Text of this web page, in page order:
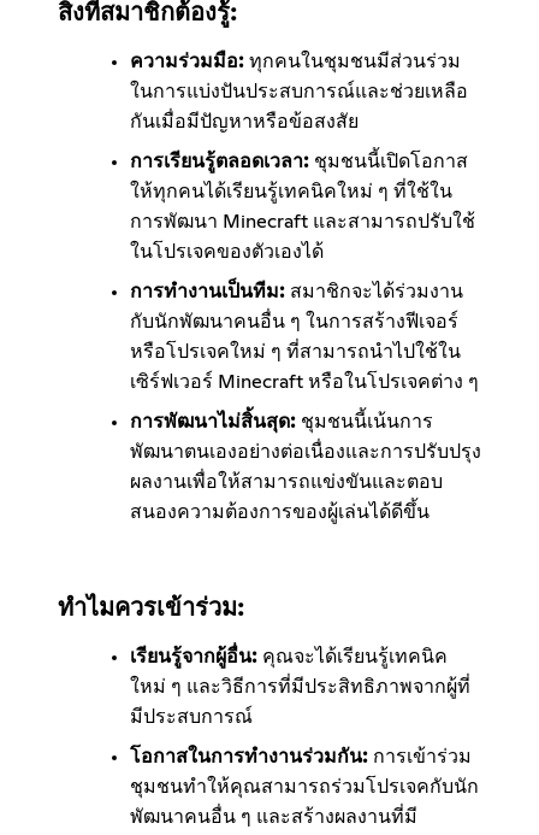
สิ่งที่สมาชิกต้องรู้:
ความร่วมมือ: ทุกคนในชุมชนมีส่วนร่วม
ในการแบ่งปันประสบการณ์และช่วยเหลือ
กันเมื่อมีปัญหาหรือข้อสงสัย
การเรียนรู้ตลอดเวลา: ชุมชนนี้เปิดโอกาส
ให้ทุกคนได้เรียนรู้เทคนิคใหม่ ๆ ที่ใช้ใน
การพัฒนา Minecraft และสามารถปรับใช้
ในโปรเจคของตัวเองได้
การทำงานเป็นทีม: สมาชิกจะได้ร่วมงาน
กับนักพัฒนาคนอื่น ๆ ในการสร้างฟีเจอร์
หรือโปรเจคใหม่ ๆ ที่สามารถนำไปใช้ใน
เซิร์ฟเวอร์ Minecraft หรือในโปรเจคต่าง ๆ
การพัฒนาไม่สิ้นสุด: ชุมชนนี้เน้นการ
พัฒนาตนเองอย่างต่อเนื่องและการปรับปรุง
ผลงานเพื่อให้สามารถแข่งขันและตอบ
สนองความต้องการของผู้เล่นได้ดีขึ้น
ทำไมควรเข้าร่วม:
เรียนรู้จากผู้อื่น: คุณจะได้เรียนรู้เทคนิค
ใหม่ ๆ และวิธีการที่มีประสิทธิภาพจากผู้ที่
มีประสบการณ์
โอกาสในการทำงานร่วมกัน: การเข้าร่วม
ชุมชนทำให้คุณสามารถร่วมโปรเจคกับนัก
พัฒนาคนอื่น ๆ และสร้างผลงานที่มี